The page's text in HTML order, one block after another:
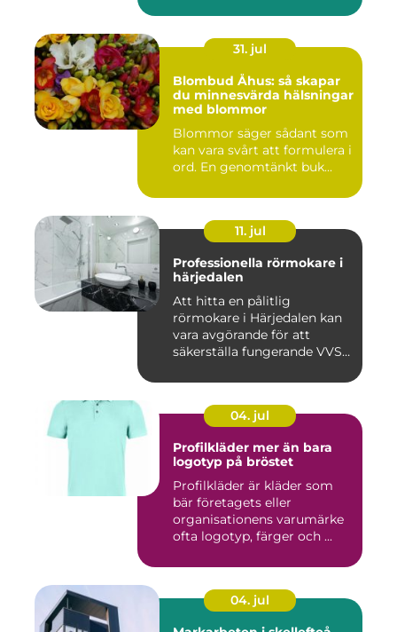
31. jul
Blombud Åhus: så skapar
du minnesvärda hälsningar
med blommor
Blommor säger sådant som
kan vara svårt att formulera i
ord. En genomtänkt buk...
11. jul
Professionella rörmokare i
härjedalen
Att hitta en pålitlig
rörmokare i Härjedalen kan
vara avgörande för att
säkerställa fungerande VVS-
04. jul
Profilkläder mer än bara
logotyp på bröstet
Profilkläder är kläder som
bär företagets eller
organisationens varumärke
ofta logotyp, färger och ...
04. jul